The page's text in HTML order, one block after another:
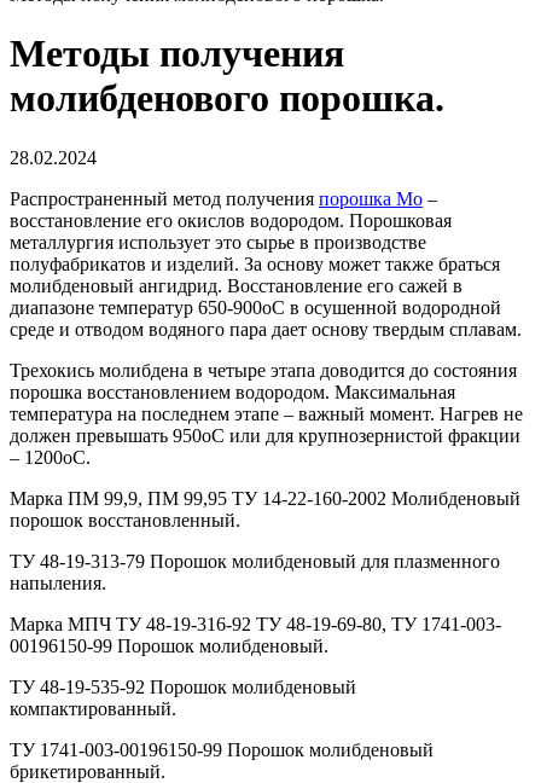
Методы получения
молибденового порошка.
28.02.2024
Распространенный метод получения порошка Mo –
восстановление его окислов водородом. Порошковая
металлургия использует это сырье в производстве
полуфабрикатов и изделий. За основу может также браться
молибденовый ангидрид. Восстановление его сажей в
диапазоне температур 650-900оС в осушенной водородной
среде и отводом водяного пара дает основу твердым сплавам.
Трехокись молибдена в четыре этапа доводится до состояния
порошка восстановлением водородом. Максимальная
температура на последнем этапе – важный момент. Нагрев не
должен превышать 950оС или для крупнозернистой фракции
– 1200оС.
Марка ПМ 99,9, ПМ 99,95 ТУ 14-22-160-2002 Молибденовый
порошок восстановленный.
ТУ 48-19-313-79 Порошок молибденовый для плазменного
напыления.
Марка МПЧ ТУ 48-19-316-92 ТУ 48-19-69-80, ТУ 1741-003-
00196150-99 Порошок молибденовый.
ТУ 48-19-535-92 Порошок молибденовый
компактированный.
ТУ 1741-003-00196150-99 Порошок молибденовый
брикетированный.